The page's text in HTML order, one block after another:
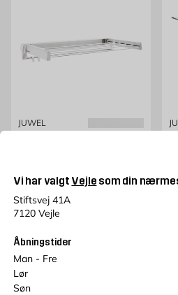
Vi har valgt Vejle som din
Stiftsvej 41A
7120 Vejle
Åbningstider
Man - Fre
Lør
Søn
JUWEL
FRA Pris 314 kr. /stk
314KR.
Kun online